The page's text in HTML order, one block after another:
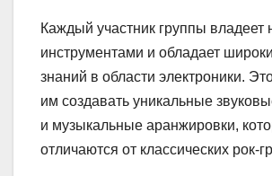
Каждый участник группы владеет
инструментами и обладает
знаний в области электроники.
им создавать уникальные
и музыкальные аранжировки,
отличаются от классических рок-